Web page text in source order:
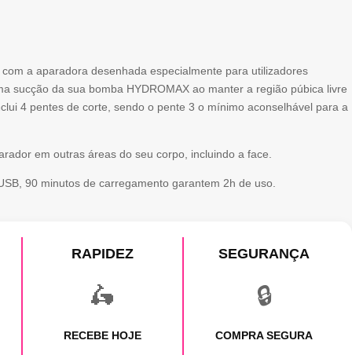
a aparadora desenhada especialmente para utilizadores
sucção da sua bomba HYDROMAX ao manter a região púbica livre
4 pentes de corte, sendo o pente 3 o mínimo aconselhável para a
em outras áreas do seu corpo, incluindo a face.
90 minutos de carregamento garantem 2h de uso.
RAPIDEZ
🛵
RECEBE HOJE
SEGURANÇA
🔒
COMPRA SEGURA